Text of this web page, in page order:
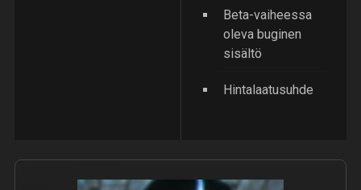
Beta-vaiheessa
oleva buginen
sisältö
Hintalaatusuhde